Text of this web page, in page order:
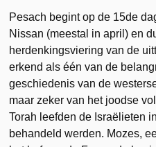
Pesach begint op de 15de
Nissan (meestal in april) en
herdenkingsviering van de
erkend als één van de
geschiedenis van de
maar zeker van het joodse
Torah leefden de Israëlieten
behandeld werden. Mozes,